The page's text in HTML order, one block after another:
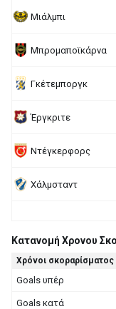
Μιάλμπι
Μπρομαποϊκάρνα
Γκέτεμποργκ
Έργκριτε
Ντέγκερφορς
Χάλμσταντ
Κατανομή Χρονου
Χρόνοι σκοραρίσματος
Goals υπέρ
Goals κατά